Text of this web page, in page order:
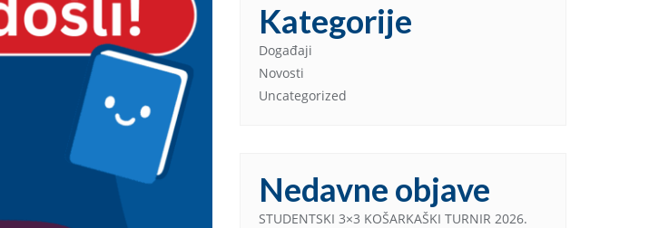
Kategorije
Događaji
Novosti
Uncategorized
Nedavne objave
STUDENTSKI 3×3 KOŠARKAŠKI TURNIR 2026.